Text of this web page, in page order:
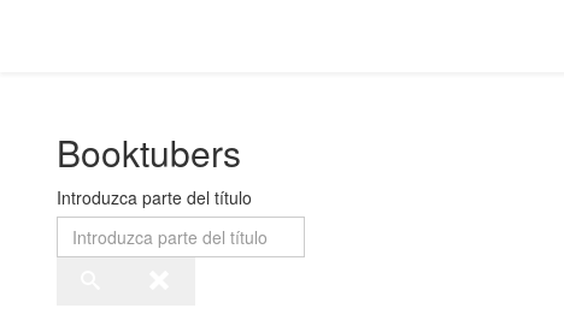
Booktubers
Introduzca parte del título